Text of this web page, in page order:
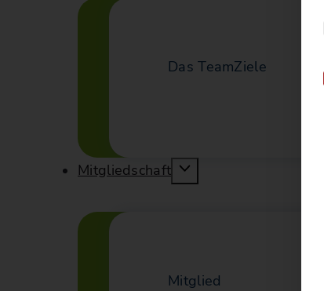
Das TeamZiele
Mitgliedschaft
Mitglied